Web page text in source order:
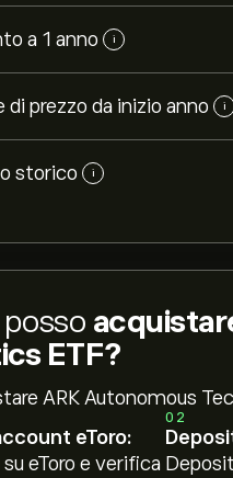
a 1 anno i
di prezzo da inizio anno i
storico i
ETF?
ARK Autonomous
eToro:
eToro e verifica
02